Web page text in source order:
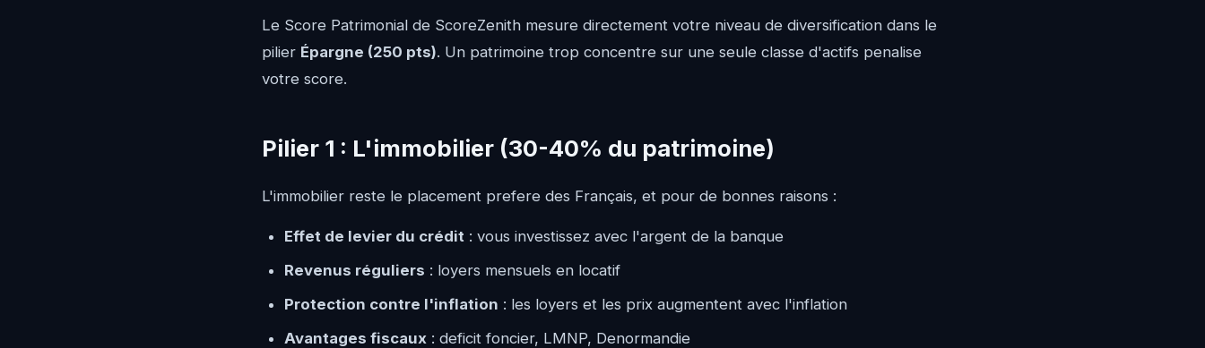
Le Score Patrimonial de ScoreZenith mesure directement votre niveau de diversification dans le
pilier Épargne (250 pts). Un patrimoine trop concentre sur une seule classe d'actifs penalise
votre score.
Pilier 1 : L'immobilier (30-40% du patrimoine)
L'immobilier reste le placement prefere des Français, et pour de bonnes raisons :
Effet de levier du crédit : vous investissez avec l'argent de la banque
Revenus réguliers : loyers mensuels en locatif
Protection contre l'inflation : les loyers et les prix augmentent avec l'inflation
Avantages fiscaux : deficit foncier, LMNP, Denormandie